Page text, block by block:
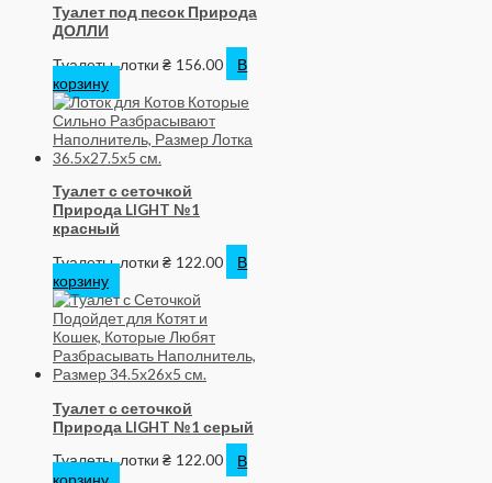
Туалет под песок Природа
ДОЛЛИ
Туалеты, лотки ₴ 156.00
В
корзину
Туалет с сеточкой
Природа LIGHT №1
красный
Туалеты, лотки ₴ 122.00
В
корзину
Туалет с сеточкой
Природа LIGHT №1 серый
Туалеты, лотки ₴ 122.00
В
корзину